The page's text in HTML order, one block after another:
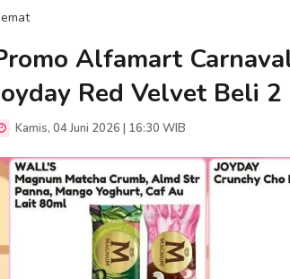
Alfamart
Red Velvet Beli
Kamis, 04 Juni 2026 | 16:30 WIB